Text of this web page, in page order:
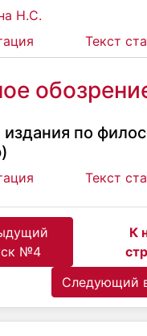
Н.С.
Текст
по
Текст
№4
К
Следующий